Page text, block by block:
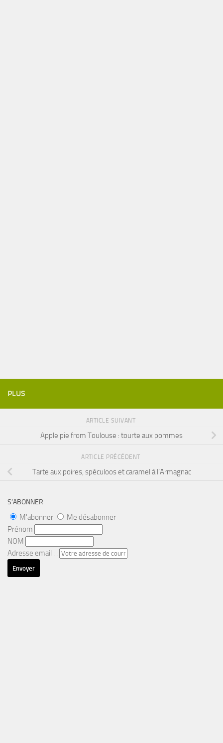
PLUS
ARTICLE SUIVANT
Apple pie from Toulouse : tourte aux pommes
ARTICLE PRÉCÉDENT
Tarte aux poires, spéculoos et caramel à l’Armagnac
S’ABONNER
M'abonner
Me désabonner
Prénom
NOM
Adresse email : :